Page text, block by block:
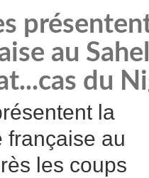
au
du
la
française au
les coups